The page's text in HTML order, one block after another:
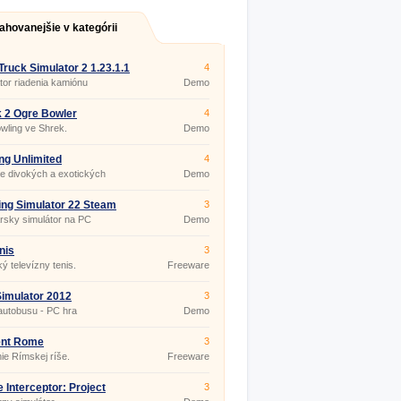
v kategórii
Simulator 2 1.23.1.1
riadenia kamiónu
4
Demo
2 Ogre Bowler
ve Shrek.
4
Demo
Unlimited
divokých a exotických
4
Demo
Simulator 22 Steam
simulátor na PC
3
Demo
televízny tenis.
3
Freeware
2012
- PC hra
3
Demo
Rome
Rímskej ríše.
3
Freeware
Interceptor: Project
3